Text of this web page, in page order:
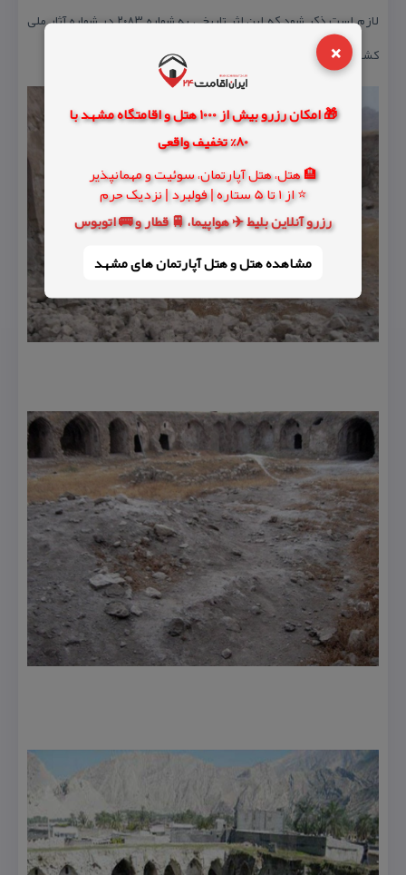
×
🎁 امکان رزرو بیش از 1000 هتل و اقامتگاه مشهد با
80% تخفیف واقعی
🏨 هتل، هتل آپارتمان، سوئیت و مهمانپذیر
⭐ از 1 تا 5 ستاره | فولبرد | نزدیک حرم
رزرو آنلاین بلیط ✈️ هواپیما، 🚆 قطار و 🚌 اتوبوس
مشاهده هتل و هتل‌ آپارتمان های مشهد
لازم است ذكر شود كه این اثر تاریخی به شماره ۲۰۸۳ در شماره آثار ملی
كشور به ثبت رسیده‌است.